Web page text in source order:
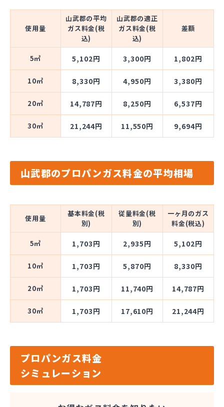
使用量
山武郡の平均
ガス料金(税
込)
山武郡の適正
ガス料金(税
込)
差額
5㎥ 5,102円 3,300円 1,802円
10㎥ 8,330円 4,950円 3,380円
20㎥ 14,787円 8,250円 6,537円
30㎥ 21,244円 11,550円 9,694円
山武郡のプロパンガス料金の平均相場
使用量
基本料金(税
別)
従量料金(税
別)
一ヶ月のガス
料金(税込)
5㎥ 1,703円 2,935円 5,102円
10㎥ 1,703円 5,870円 8,330円
20㎥ 1,703円 11,740円 14,787円
30㎥ 1,703円 17,610円 21,244円
プロパンガス料金
シミュレーション